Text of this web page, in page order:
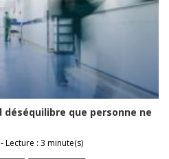
que personne ne
Lecture : 3 minute(s)